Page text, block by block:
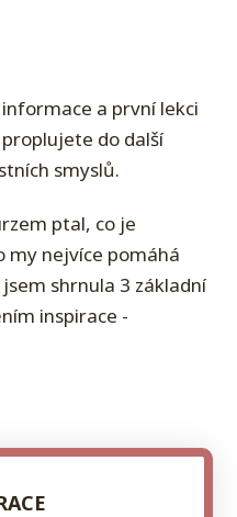
a první lekci
do další
smyslů.
ptal, co je
my nejvíce pomáhá
shrnula 3 základní
inspirace -